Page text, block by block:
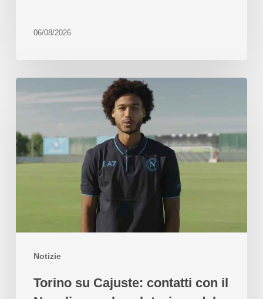
06/08/2026
Notizie
Torino su Cajuste: contatti con il